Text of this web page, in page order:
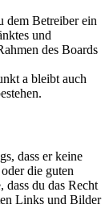
dem Betreiber ein
und
des Boards
a bleibt auch
dass er keine
die guten
dass du das Recht
Links und Bilder